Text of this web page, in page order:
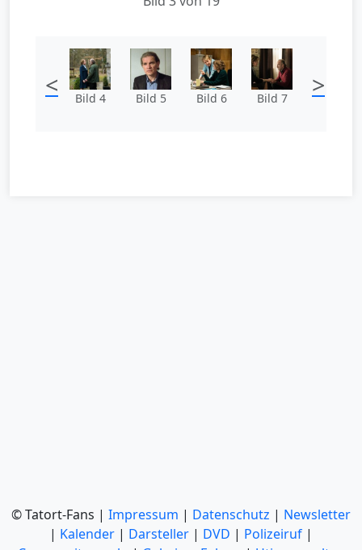
< Bild 4 Bild 5 Bild 6 Bild 7 >
© Tatort-Fans | Impressum | Datenschutz | Newsletter
| Kalender | Darsteller | DVD | Polizeiruf |